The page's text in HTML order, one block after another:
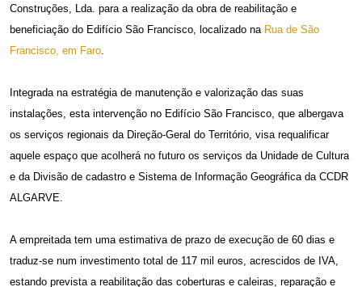
Construções, Lda. para a realização da obra de reabilitação e
beneficiação do Edifício São Francisco, localizado na Rua de São
Francisco, em Faro
Integrada na estratégia de manutenção e valorização das suas
instalações, esta intervenção no Edifício São Francisco, que albergava
os serviços regionais da Direção-Geral do Território, visa requalificar
aquele espaço que acolherá no futuro os serviços da Unidade de Cultura
e da Divisão de cadastro e Sistema de Informação Geográfica da CCDR
ALGARVE.
A empreitada tem uma estimativa de prazo de execução de 60 dias e
traduz-se num investimento total de 117 mil euros, acrescidos de IVA,
estando prevista a reabilitação das coberturas e caleiras, reparação e